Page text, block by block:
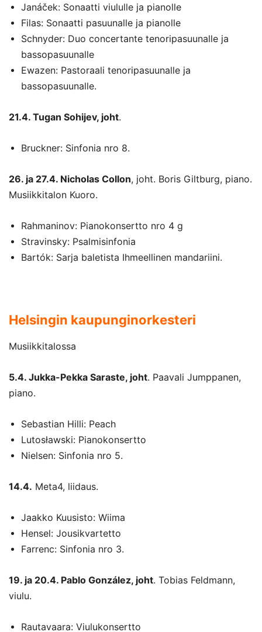
Janáček: Sonaatti viululle ja pianolle
Filas: Sonaatti pasuunalle ja pianolle
Schnyder: Duo concertante tenoripasuunalle ja
bassopasuunalle
Ewazen: Pastoraali tenoripasuunalle ja
bassopasuunalle.
21.4. Tugan Sohijev, joht.
Bruckner: Sinfonia nro 8.
26. ja 27.4. Nicholas Collon, joht. Boris Giltburg, piano.
Musiikkitalon Kuoro.
Rahmaninov: Pianokonsertto nro 4 g
Stravinsky: Psalmisinfonia
Bartók: Sarja baletista Ihmeellinen mandariini.
Helsingin kaupunginorkesteri
Musiikkitalossa
5.4. Jukka-Pekka Saraste, joht. Paavali Jumppanen,
piano.
Sebastian Hilli: Peach
Lutosławski: Pianokonsertto
Nielsen: Sinfonia nro 5.
14.4. Meta4, liidaus.
Jaakko Kuusisto: Wiima
Hensel: Jousikvartetto
Farrenc: Sinfonia nro 3.
19. ja 20.4. Pablo González, joht. Tobias Feldmann,
viulu.
Rautavaara: Viulukonsertto